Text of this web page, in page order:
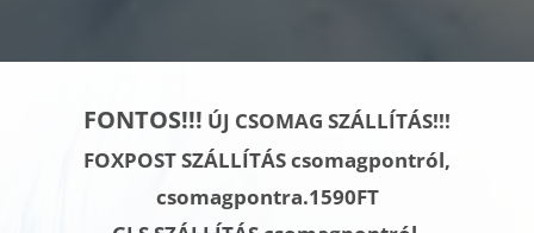
FONTOS!!! ÚJ CSOMAG SZÁLLÍTÁS!!!
FOXPOST SZÁLLÍTÁS csomagpontról,
csomagpontra.1590FT